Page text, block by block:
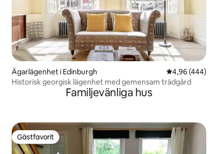
Ägarlägenhet i Edinburgh 4,96 av 5 i
4,96 (444)
Historisk georgisk lägenhet med gemensam trädgård
Familjevänliga hus
Gästfavorit
Gästfavorit